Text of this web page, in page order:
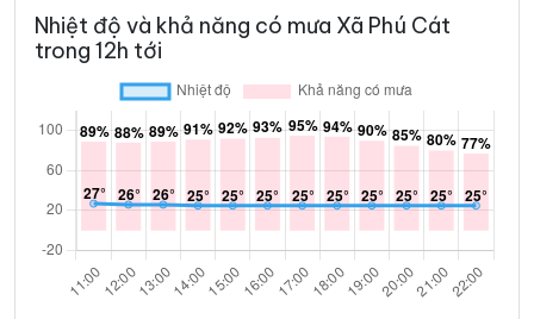
Nhiệt độ và khả năng có mưa Xã Phú Cát
trong 12h tới